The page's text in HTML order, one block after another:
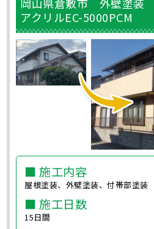
アクリルEC-5000PCM
■ 施工内容
屋根塗装、外壁塗装、付帯部塗装
■ 施工日数
15日間